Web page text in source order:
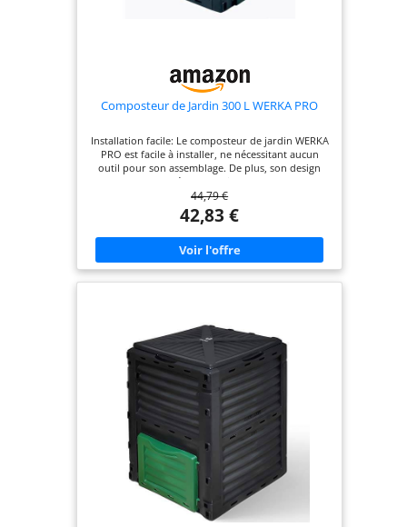
Composteur de Jardin 300 L WERKA PRO
Installation facile: Le composteur de jardin WERKA
PRO est facile à installer, ne nécessitant aucun
outil pour son assemblage. De plus, son design
permet de le déplacer facilement, pour une
utilisation pratique et sans effort Capacité
généreuse: Avec une contenance de 300 litres, ce
composteur offre une capacité optimale pour une
utilisation quotidienne, tout en restant discret
dans votre jardin, pour une intégration parfaite
Système thermique intelligent: Sa couleur noire
permet un développement thermique optimal à
éprouvée: Conçu en polypropylène, un matériau
connu pour sa résistance, ce composteur est
également résistant aux intempéries et aux rayons
UV, garantissant ainsi sa durabilité
Caractéristiques techniques précises: Le
composteur présente des dimensions de L 61 cm x
P 61 cm x H 83 cm, lui permettant de s'adapter à
différents espaces. Sa couleur noire ajoute une
touche d'élégance à votre jardin
44,79 €
42,83 €